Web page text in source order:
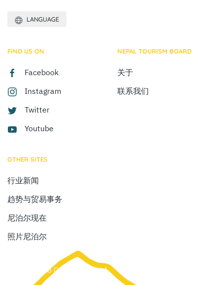
LANGUAGE
FIND US ON
Facebook
Instagram
Twitter
Youtube
NEPAL TOURISM BOARD
关于
联系我们
OTHER SITES
行业新闻
趋势与贸易事务
尼泊尔现在
照片尼泊尔
Web Creation Nepal